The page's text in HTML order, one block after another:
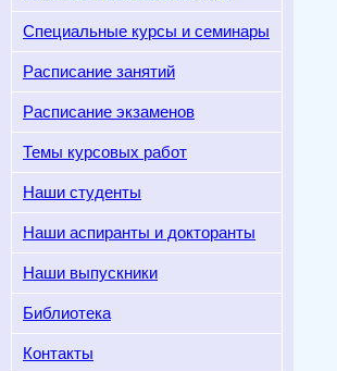
Специальные курсы и семинары
Расписание занятий
Расписание экзаменов
Темы курсовых работ
Наши студенты
Наши аспиранты и докторанты
Наши выпускники
Библиотека
Контакты